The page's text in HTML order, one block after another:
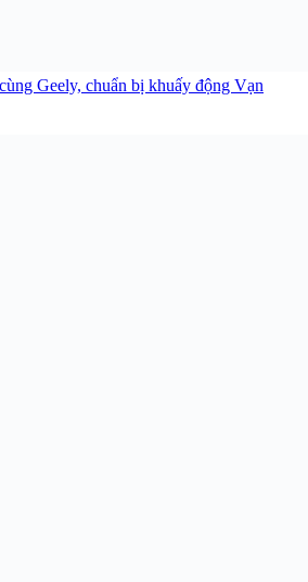
Geely, chuẩn bị khuấy động Vạn